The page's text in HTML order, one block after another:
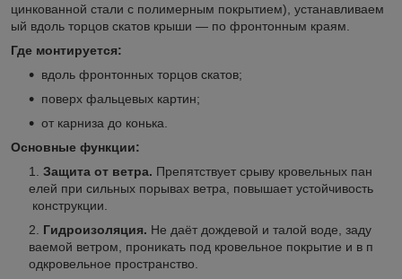
цинкованной стали с полимерным покрытием), устанавливаем
ый вдоль торцов скатов крыши — по фронтонным краям.
Где монтируется:
вдоль фронтонных торцов скатов;
поверх фальцевых картин;
от карниза до конька.
Основные функции:
Защита от ветра. Препятствует срыву кровельных пан
елей при сильных порывах ветра, повышает устойчивость
конструкции.
Гидроизоляция. Не даёт дождевой и талой воде, заду
ваемой ветром, проникать под кровельное покрытие и в п
одкровельное пространство.